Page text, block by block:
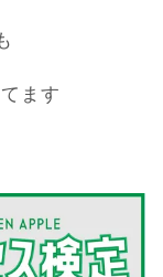
ます